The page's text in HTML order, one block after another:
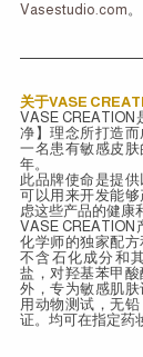
Vasestudio.com。
关于VASE
VASE
净】理念所打造
一名患有敏感皮
年。
此品牌使命是提
可以用来开发能
虑这些产品的健康
VASE
化学师的独家配方
不含石化成分和
盐，对羟基苯甲
外，专为敏感肌
用动物测试，无
证。均可在指定药